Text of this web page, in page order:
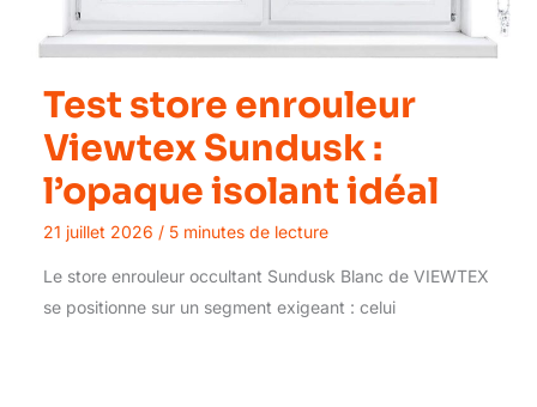
Test store enrouleur
Viewtex Sundusk :
l’opaque isolant idéal
21 juillet 2026 / 5 minutes de lecture
Le store enrouleur occultant Sundusk Blanc de VIEWTEX
se positionne sur un segment exigeant : celui